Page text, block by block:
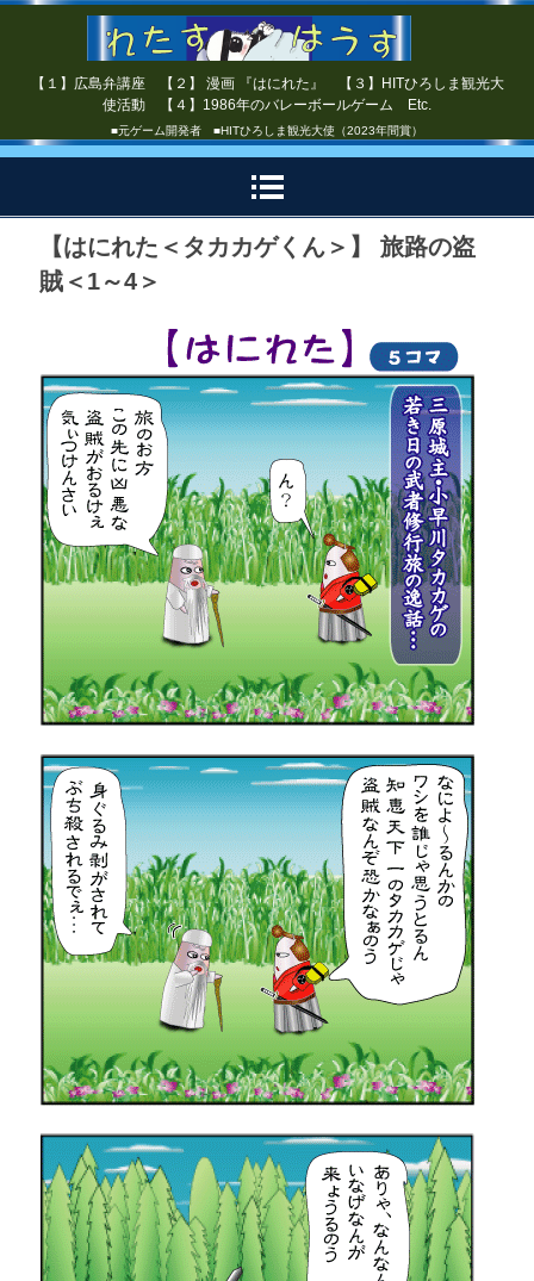
【１】広島弁講座 【２】 漫画 『はにれた』 【３】HITひろしま観光大
使活動 【４】1986年のバレーボールゲーム Etc.
■元ゲーム開発者 ■HITひろしま観光大使（2023年間賞）
【はにれた＜タカカゲくん＞】 旅路の盗
賊＜1～4＞